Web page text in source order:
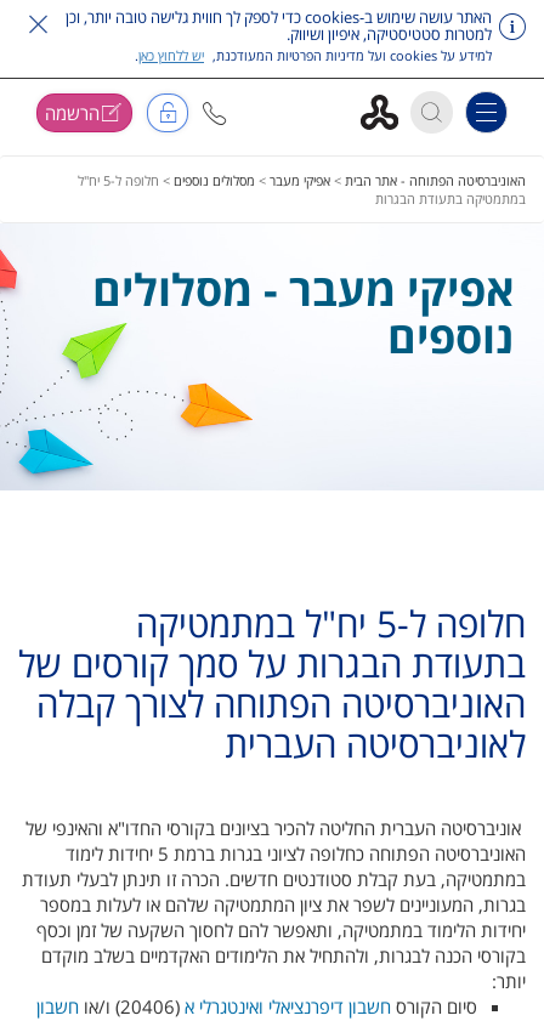
האתר עושה שימוש ב-cookies כדי לספק לך חווית גלישה טובה יותר, וכן
למטרות סטטיסטיקה, איפיון ושיווק.
למידע על cookies ועל מדיניות הפרטיות המעודכנת, יש ללחוץ כאן.
Toggle navigation הרשמה
האוניברסיטה הפתוחה - אתר הבית > אפיקי מעבר > מסלולים נוספים >
חלופה ל-5 יח"ל
במתמטיקה בתעודת הבגרות
אפיקי מעבר - מסלולים
נוספים
חלופה ל-5 יח"ל במתמטיקה
בתעודת הבגרות על סמך קורסים של
האוניברסיטה הפתוחה לצורך קבלה
לאוניברסיטה העברית
אוניברסיטה העברית החליטה להכיר בציונים בקורסי החדו"א והאינפי של
האוניברסיטה הפתוחה כחלופה לציוני בגרות ברמת 5 יחידות לימוד
במתמטיקה, בעת קבלת סטודנטים חדשים. הכרה זו תינתן לבעלי תעודת
בגרות, המעוניינים לשפר את ציון המתמטיקה שלהם או לעלות במספר
יחידות הלימוד במתמטיקה, ותאפשר להם לחסוך השקעה של זמן וכסף
בקורסי הכנה לבגרות, ולהתחיל את הלימודים האקדמיים בשלב מוקדם
יותר:
סיום הקורס חשבון דיפרנציאלי ואינטגרלי א (20406) ו/או
חשבון